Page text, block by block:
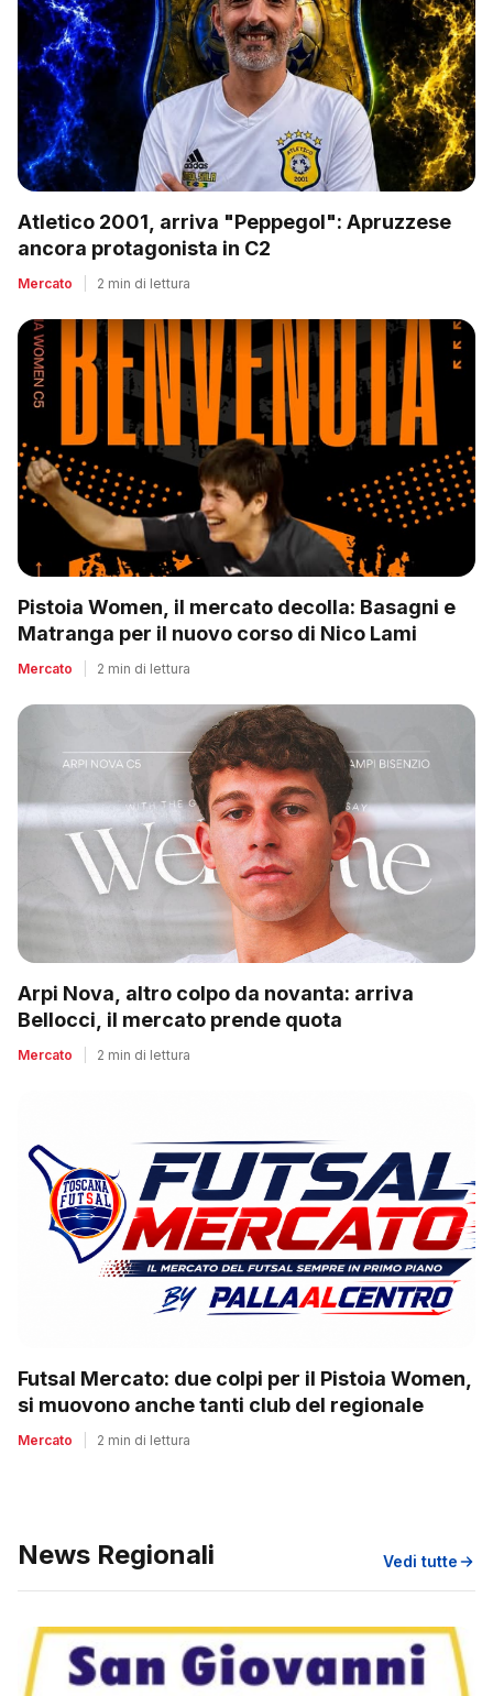
Atletico 2001, arriva "Peppegol": Apruzzese
ancora protagonista in C2
Mercato 2 min di lettura
Pistoia Women, il mercato decolla: Basagni e
Matranga per il nuovo corso di Nico Lami
Mercato 2 min di lettura
Arpi Nova, altro colpo da novanta: arriva
Bellocci, il mercato prende quota
Mercato 2 min di lettura
Futsal Mercato: due colpi per il Pistoia Women,
si muovono anche tanti club del regionale
Mercato 2 min di lettura
News Regionali Vedi tutte